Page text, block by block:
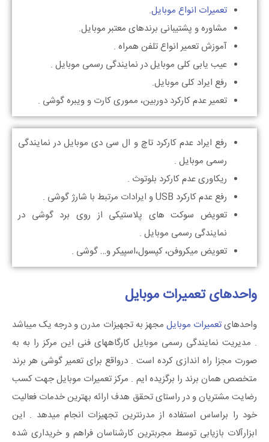
تعمیرات انواع موبایل.
مشاوره و پشتیبانی برندهای معتبر موبایل.
آموزش تعمیر انواع تلفن همراه .
عیب یابی کلی موبایل در نمایندگی رسمی موبایل .
رفع ایراد کلی موبایل.
تعمیر عدم کارکرد دوربین، مموری کارت و ویبره گوشی .
رفع ایراد عدم کارکرد تاچ و ال سی دی موبایل در نمایندگی
رسمی موبایل .
ریکاوری عدم کارکرد بلوتوث .
رفع عدم کارکرد USB و ایرادات مرتبط با شارژ گوشی .
تعویض سوکت های پلاستیکی از روی برد گوشی در
نمایندگی رسمی موبایل .
تعویض میکروفن، کپسول،اسپیکر و… گوشی .
واحدهای تعمیرات موبایل
واحدهایتعمیرات موبایل مجهز به تجهیزات مدرن و درجه یک میباشد
. مدیریت نمایندگی رسمی موبایل کارگاههای فنی این مرکز را به به
صورت مجزا راه اندازی کرده است . درواقع برای تعمیر گوشی هر برند
متخصص همان برند را برگزیده ایم . مرکز تعمیرات موبایل جهت کسب
رضایت مشتریان و در راستای تحقق هدف ارائه بهترین خدمات فعالیت
خود را براساس استفاده از مدرنترین تجهیزات انجام میدهد . این
ابزارآلات بازیابی توسط مجربترین کارشناسان فراهم و خریداری شده